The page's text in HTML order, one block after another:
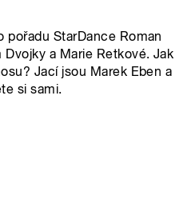
pořadu StarDance Roman
a Marie Retkové. Jak
Jací jsou Marek Eben a
si sami.